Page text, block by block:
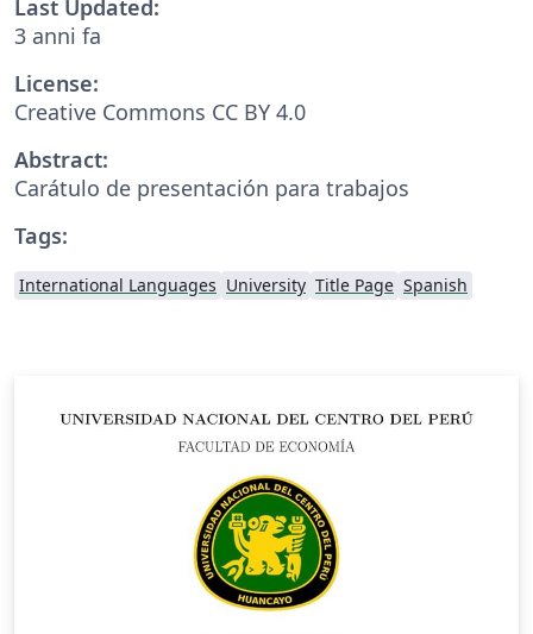
Last Updated:
3 anni fa
License:
Creative Commons CC BY 4.0
Abstract:
Carátulo de presentación para trabajos
Tags:
International Languages University Title Page Spanish